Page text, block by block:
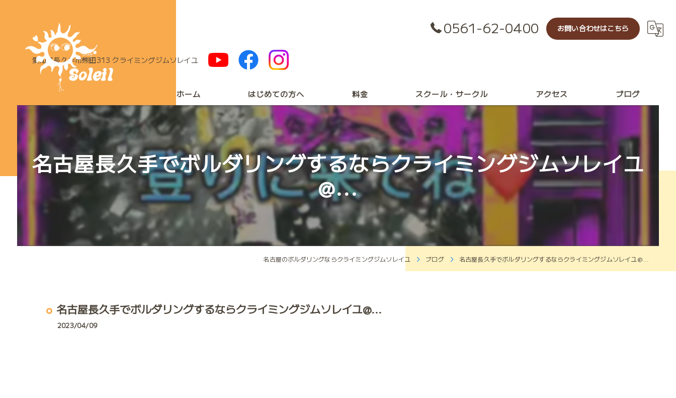
0561-62-0400 お問い合わせはこちら
愛知県長久手市熊田313 クライミングジムソレイユ
ホーム はじめての方へ 料金 スクール・サークル
プライベートレッスン
キッズスクール
アクセス ブログ
名古屋長久手でボルダリングするならクライミングジムソレイユ
@...
名古屋のボルダリングならクライミングジムソレイユ ブログ 名古屋長久手でボルダリングするならクライミングジムソレイユ@...
名古屋長久手でボルダリングするならクライミングジムソレイユ@...
2023/04/09